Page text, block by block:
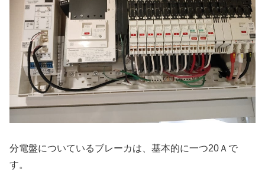
分電盤についているブレーカは、基本的に一つ20Ａで
す。